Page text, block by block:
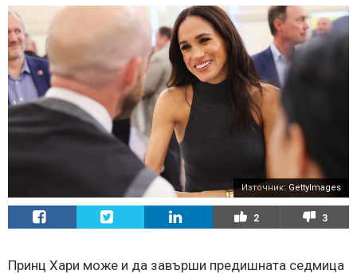
Източник: GettyImages
2 3
Принц Хари може и да завърши предишната седмица